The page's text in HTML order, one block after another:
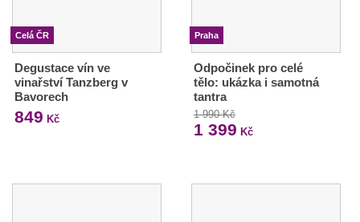
Celá ČR
Degustace vín ve
vinařství Tanzberg v
Bavorech
849 Kč
Praha
Odpočinek pro celé
tělo: ukázka i samotná
tantra
1 990 Kč
1 399 Kč